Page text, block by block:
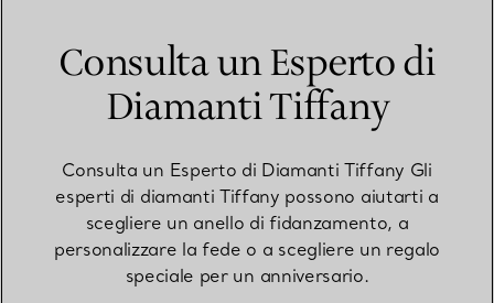
Consulta un Esperto di
Diamanti Tiffany
Consulta un Esperto di Diamanti Tiffany Gli
esperti di diamanti Tiffany possono aiutarti a
scegliere un anello di fidanzamento, a
personalizzare la fede o a scegliere un regalo
speciale per un anniversario.